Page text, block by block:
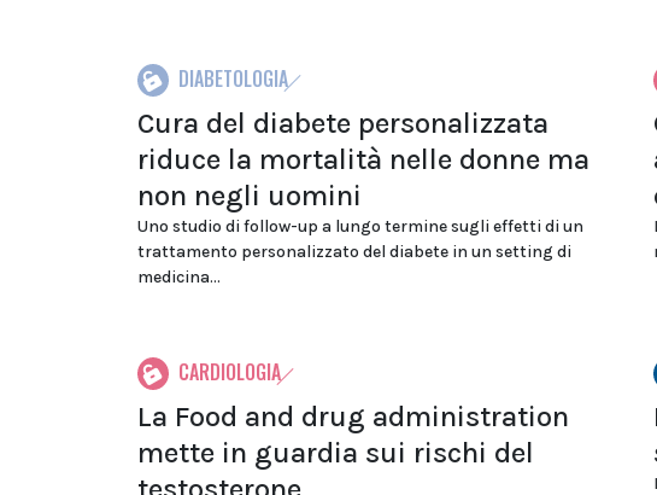
DIABETOLOGIA
Cura del diabete personalizzata
riduce la mortalità nelle donne ma
non negli uomini
Uno studio di follow-up a lungo termine sugli effetti di un
trattamento personalizzato del diabete in un setting di
medicina...
CARDIOLOGIA
La Food and drug administration
mette in guardia sui rischi del